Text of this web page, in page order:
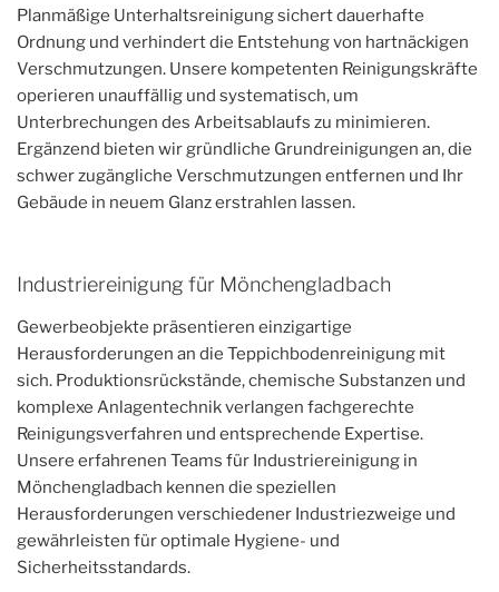
Planmäßige Unterhaltsreinigung sichert dauerhafte
Ordnung und verhindert die Entstehung von hartnäckigen
Verschmutzungen. Unsere kompetenten Reinigungskräfte
operieren unauffällig und systematisch, um
Unterbrechungen des Arbeitsablaufs zu minimieren.
Ergänzend bieten wir gründliche Grundreinigungen an, die
schwer zugängliche Verschmutzungen entfernen und Ihr
Gebäude in neuem Glanz erstrahlen lassen.
Industriereinigung für Mönchengladbach
Gewerbeobjekte präsentieren einzigartige
Herausforderungen an die Teppichbodenreinigung mit
sich. Produktionsrückstände, chemische Substanzen und
komplexe Anlagentechnik verlangen fachgerechte
Reinigungsverfahren und entsprechende Expertise.
Unsere erfahrenen Teams für Industriereinigung in
Mönchengladbach kennen die speziellen
Herausforderungen verschiedener Industriezweige und
gewährleisten für optimale Hygiene- und
Sicherheitsstandards.